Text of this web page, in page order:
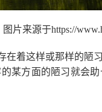
图片来源于https://
在着这样或那样的陋
某方面的陋习就会